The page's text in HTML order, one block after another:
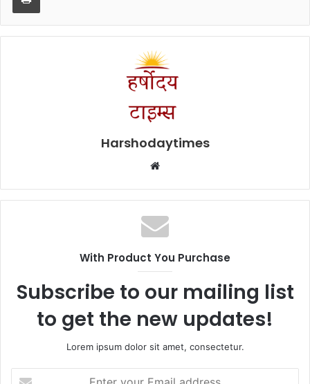
Harshodaytimes
Website
With Product You Purchase
Subscribe to our mailing list
to get the new updates!
Lorem ipsum dolor sit amet, consectetur.